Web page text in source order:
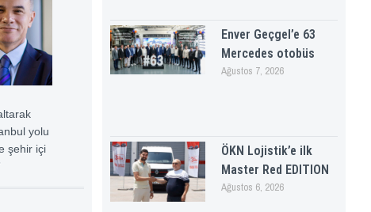
yolu
şehir içi
Enver Geçgel’e 63
Mercedes otobüs
Ağustos 7, 2026
ÖKN Lojistik’e ilk
Master Red EDITION
Ağustos 6, 2026